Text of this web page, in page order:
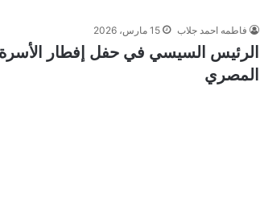
فاطمه احمد جلاب 15 مارس، 2026
الرئيس السيسي في حفل إفطار
المصري